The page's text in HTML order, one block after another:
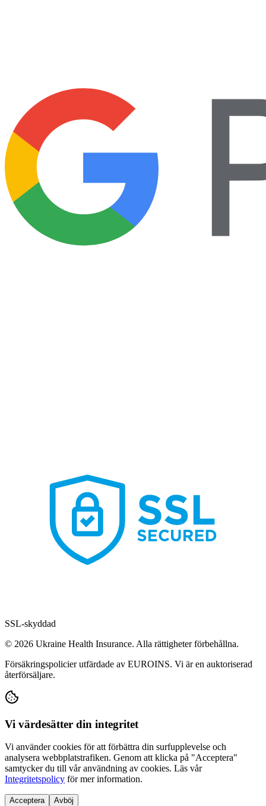
SSL-skyddad
© 2026 Ukraine Health Insurance. Alla rättigheter förbehållna.
Försäkringspolicier utfärdade av EUROINS. Vi är en auktoriserad
återförsäljare.
Vi värdesätter din integritet
Vi använder cookies för att förbättra din surfupplevelse och
analysera webbplatstrafiken. Genom att klicka på "Acceptera"
samtycker du till vår användning av cookies. Läs vår
Integritetspolicy för mer information.
Acceptera Avböj